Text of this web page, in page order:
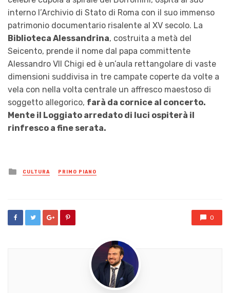
interno l’Archivio di Stato di Roma con il suo immenso
patrimonio documentario risalente al XV secolo. La
Biblioteca Alessandrina, costruita a metà del
Seicento, prende il nome dal papa committente
Alessandro VII Chigi ed è un’aula rettangolare di vaste
dimensioni suddivisa in tre campate coperte da volte a
vela con nella volta centrale un affresco maestoso di
soggetto allegorico, farà da cornice al concerto.
Mente il Loggiato arredato di luci ospiterà il
rinfresco a fine serata.
Posted
in
CULTURA PRIMO PIANO
0